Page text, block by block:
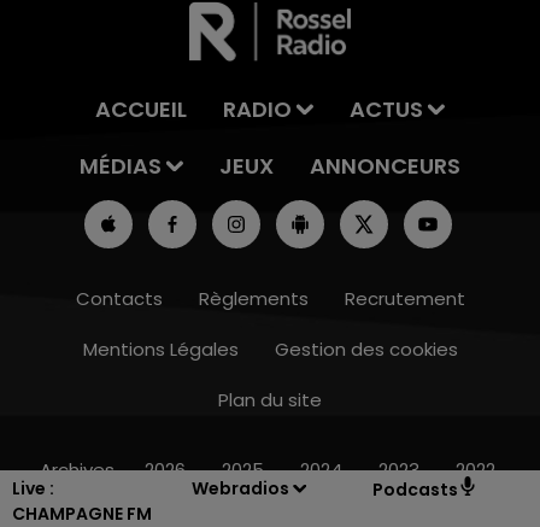
Live :
CHAMPAGNE FM
Webradios Podcasts
10h00 - 14h00
ACCUEIL RADIO
ACTUS
MÉDIAS
JEUX ANNONCEURS
Contacts Règlements
Recrutement
Mentions Légales
Gestion des cookies
Plan du site
Archives 2026 2025 2024 2023 2022